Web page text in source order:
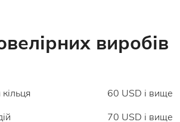
виробів
60 USD і вище
70 USD і вище